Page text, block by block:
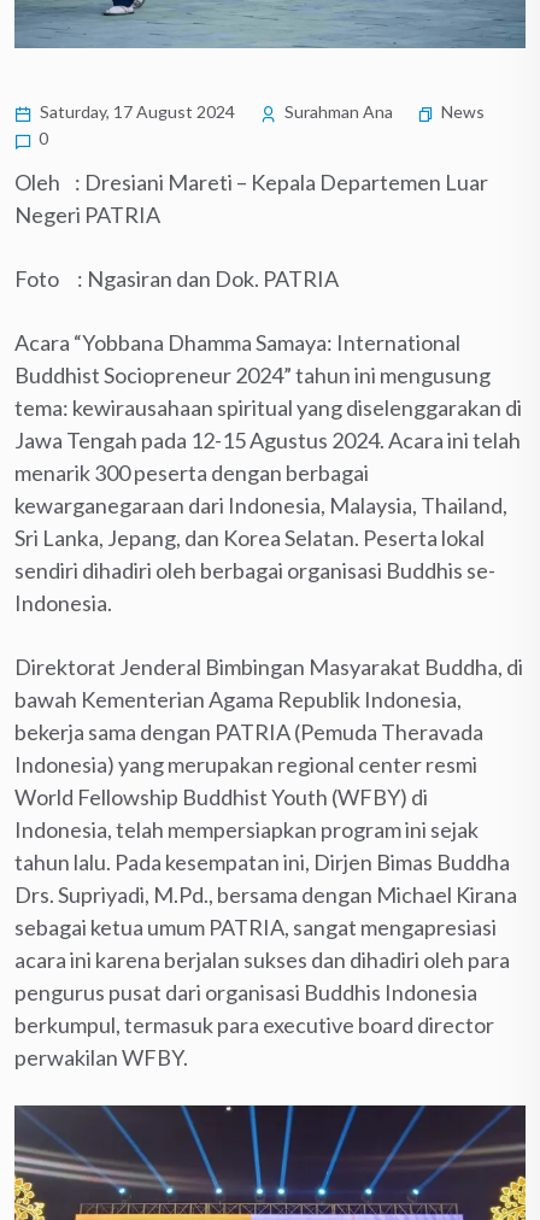
Saturday, 17 August 2024 Surahman Ana
News
0
Oleh : Dresiani Mareti – Kepala Departemen Luar
Negeri PATRIA
Foto : Ngasiran dan Dok. PATRIA
Acara “Yobbana Dhamma Samaya: International
Buddhist Sociopreneur 2024” tahun ini mengusung
tema: kewirausahaan spiritual yang diselenggarakan di
Jawa Tengah pada 12-15 Agustus 2024. Acara ini telah
menarik 300 peserta dengan berbagai
kewarganegaraan dari Indonesia, Malaysia, Thailand,
Sri Lanka, Jepang, dan Korea Selatan. Peserta lokal
sendiri dihadiri oleh berbagai organisasi Buddhis se-
Indonesia.
Direktorat Jenderal Bimbingan Masyarakat Buddha, di
bawah Kementerian Agama Republik Indonesia,
bekerja sama dengan PATRIA (Pemuda Theravada
Indonesia) yang merupakan regional center resmi
World Fellowship Buddhist Youth (WFBY) di
Indonesia, telah mempersiapkan program ini sejak
tahun lalu. Pada kesempatan ini, Dirjen Bimas Buddha
Drs. Supriyadi, M.Pd., bersama dengan Michael Kirana
sebagai ketua umum PATRIA, sangat mengapresiasi
acara ini karena berjalan sukses dan dihadiri oleh para
pengurus pusat dari organisasi Buddhis Indonesia
berkumpul, termasuk para executive board director
perwakilan WFBY.